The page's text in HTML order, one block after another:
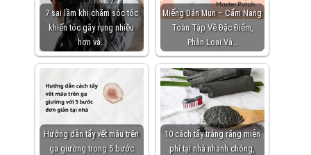
7 sai lầm khi chăm sóc tóc
khiến tóc gãy rụng nhiều
hơn và…
Miếng Dán Mụn – Cẩm Nang
Toàn Tập Về Đặc Điểm,
Phân Loại Và…
Hướng dẫn tẩy vết máu trên
ga giường trong 5 bước
10 cách tẩy trắng răng miễn
phí tại nhà nhanh chóng,